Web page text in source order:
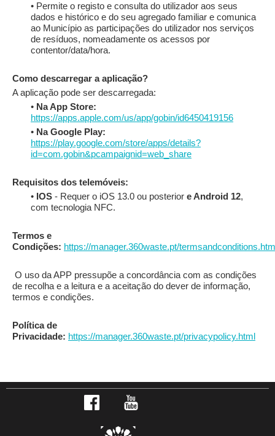
• Permite o registo e consulta do utilizador aos seus
dados e histórico e do seu agregado familiar e comunica
ao Município as participações do utilizador nos serviços
de resíduos, nomeadamente os acessos por
contentor/data/hora.
Como descarregar a aplicação?
A aplicação pode ser descarregada:
• Na App Store:
https://apps.apple.com/us/app/gobin/id6450419156
• Na Google Play:
https://play.google.com/store/apps/details?
id=com.gobin&pcampaignid=web_share
Requisitos dos telemóveis:
• IOS - Requer o iOS 13.0 ou posterior e Android 12,
com tecnologia NFC.
Termos e
Condições: https://manager.360waste.pt/
O uso da APP pressupõe a concordância com as condições
de recolha e a leitura e a aceitação do dever de informação,
termos e condições.
Política de
Privacidade: https://manager.360waste.pt/privacypolicy.html